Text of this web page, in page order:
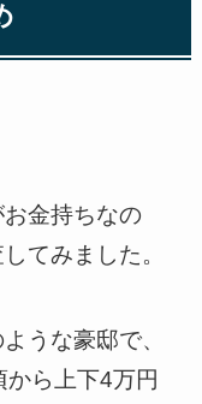
金持ちなの
てみました。
うな豪邸で、
ら上下4万円